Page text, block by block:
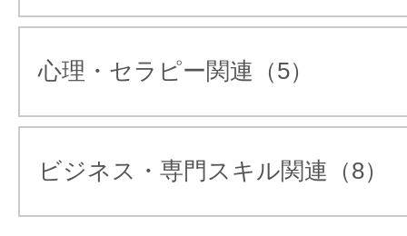
名古屋でカラーの知識を取り入
お家サロン開業も目指せます♪
することも可能です。色の魅力を
イキした毎日を送ることができる
卒業後が見えるスクール！！名古屋で
り入れよう♪転職やお家サロン開業も目指
心理・セラピー関連（5）
ビジネス・専門スキル関連（8）